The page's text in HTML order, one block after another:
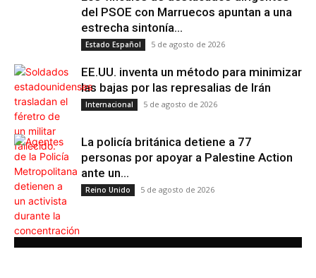
del PSOE con Marruecos apuntan a una
estrecha sintonía...
Estado Español 5 de agosto de 2026
EE.UU. inventa un método para minimizar
las bajas por las represalias de Irán
Internacional 5 de agosto de 2026
La policía británica detiene a 77
personas por apoyar a Palestine Action
ante un...
Reino Unido 5 de agosto de 2026